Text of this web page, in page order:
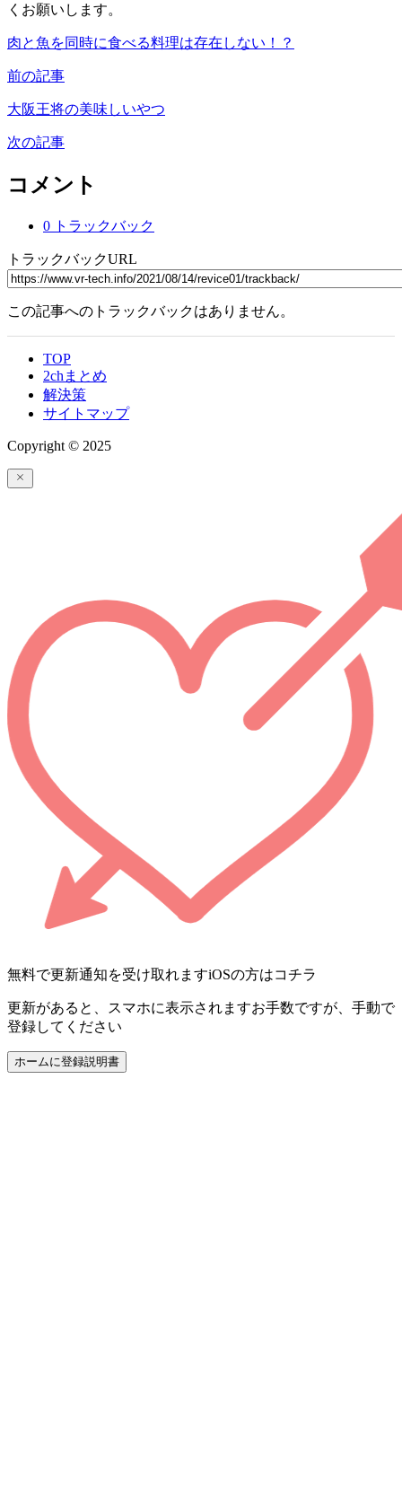
くお願いします。
肉と魚を同時に食べる料理は存在しない！？
前の記事
大阪王将の美味しいやつ
次の記事
コメント
0 トラックバック
トラックバックURL
この記事へのトラックバックはありません。
TOP
2chまとめ
解決策
サイトマップ
Copyright © 2025
無料で更新通知を受け取れますiOSの方はコチラ
更新があると、スマホに表示されますお手数ですが、手動で
登録してください
ホームに登録説明書